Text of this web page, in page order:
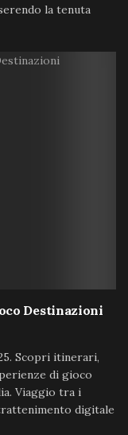
la tenuta
Destinazioni
Scopri itinerari,
di gioco
Viaggio tra i
digitale